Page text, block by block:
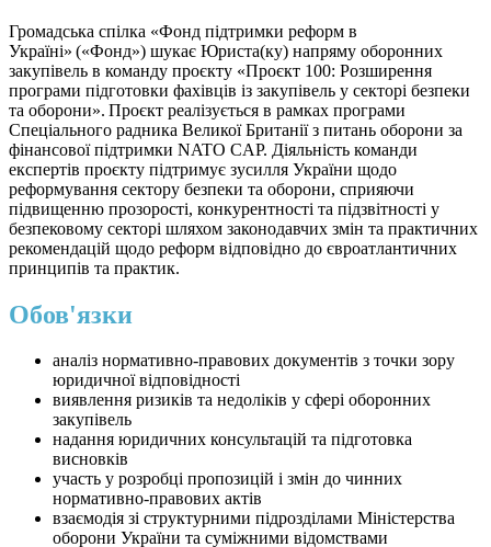
Громадська спілка «Фонд підтримки реформ в
Україні» («Фонд») шукає Юриста(ку) напряму оборонних
закупівель в команду проєкту «Проєкт 100: Розширення
програми підготовки фахівців із закупівель у секторі безпеки
та оборони». Проєкт реалізується в рамках програми
Спеціального радника Великої Британії з питань оборони за
фінансової підтримки NATO CAP. Діяльність команди
експертів проєкту підтримує зусилля України щодо
реформування сектору безпеки та оборони, сприяючи
підвищенню прозорості, конкурентності та підзвітності у
безпековому секторі шляхом законодавчих змін та практичних
рекомендацій щодо реформ відповідно до євроатлантичних
принципів та практик.
Обов'язки
аналіз нормативно-правових документів з точки зору
юридичної відповідності
виявлення ризиків та недоліків у сфері оборонних
закупівель
надання юридичних консультацій та підготовка
висновків
участь у розробці пропозицій і змін до чинних
нормативно-правових актів
взаємодія зі структурними підрозділами Міністерства
оборони України та суміжними відомствами